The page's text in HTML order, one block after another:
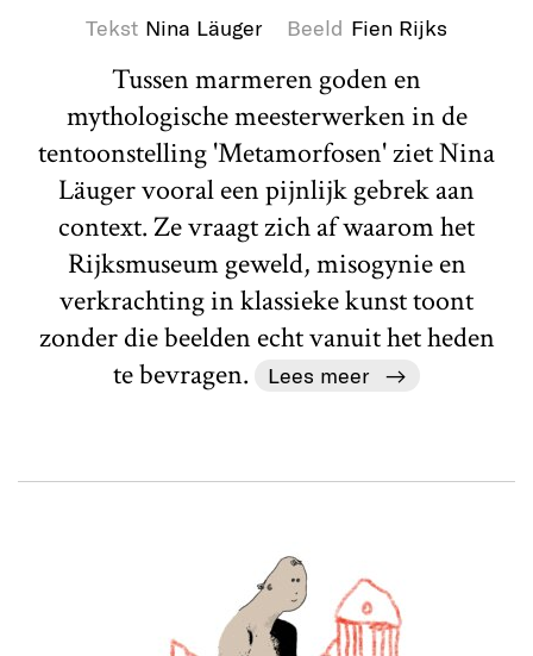
Tekst Nina Läuger Beeld Fien Rijks
Tussen marmeren goden en
mythologische meesterwerken in de
tentoonstelling 'Metamorfosen' ziet Nina
Läuger vooral een pijnlijk gebrek aan
context. Ze vraagt zich af waarom het
Rijksmuseum geweld, misogynie en
verkrachting in klassieke kunst toont
zonder die beelden echt vanuit het heden
te bevragen.
Lees meer